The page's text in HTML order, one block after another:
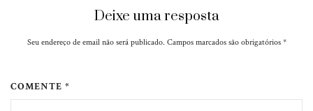
Deixe uma resposta
Seu endereço de email não será publicado. Campos marcados são obrigatórios *
COMENTE *